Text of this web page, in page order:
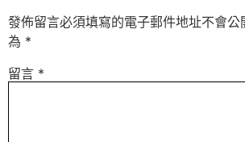
發佈留言必須填寫的電子郵件地址不會公
為 *
留言 *